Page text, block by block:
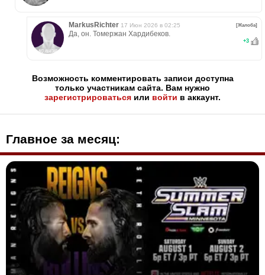
MarkusRichter 17 Июн 2026 в 02:25 [Жалоба]
Да, он. Томержан Хардибеков.
+3
Возможность комментировать записи доступна
только участникам сайта. Вам нужно
зарегистрироваться или войти в аккаунт.
Главное за месяц: